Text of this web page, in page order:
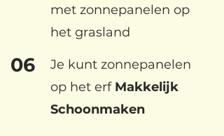
met zonnepanelen op
het grasland
06
Je kunt zonnepanelen
op het erf Makkelijk
Schoonmaken